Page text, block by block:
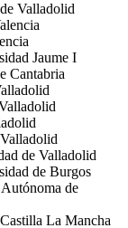
Valladolid
Jaume I
Cantabria
de Valladolid
de Burgos
de
La Mancha